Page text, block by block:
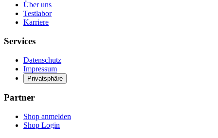
Über uns
Testlabor
Karriere
Services
Datenschutz
Impressum
Privatsphäre
Partner
Shop anmelden
Shop Login